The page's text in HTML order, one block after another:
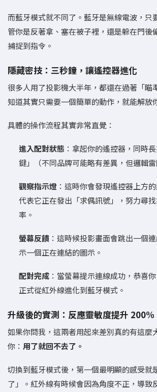
而藍牙模式就不同了。藍牙是無線電波，只
管你是反著拿、塞在被子裡，還是躲在門後
捕捉到指令。
隱藏密技：三秒鐘，讓遙控器進化
很多人用了投影機大半年，都還在過著「瞄
知道其實只需要一個簡單的動作，就能解放
具體的操作流程其實非常直覺：
進入配對狀態 ：拿起你的遙控器，同時
鍵」（不同品牌可能略有差異，但邏輯雷
觀察指示燈 ：這時你會發現遙控器上方
代表它正在發出「求偶訊號」，努力尋
率。
螢幕反饋 ：這時候投影畫面會跳出一個
示一個正在連結的圖示。
配對完成 ：當螢幕提示連線成功，恭喜
正式從紅外線進化到藍牙模式。
升級後的實測：反應靈敏度提升 200%
如果你問我，這兩者用起來差別真的有這麼
你： 用了就回不去了。
切換到藍牙模式後，第一個最明顯的感受就
了」。紅外線有時候會因為角度不正，導致